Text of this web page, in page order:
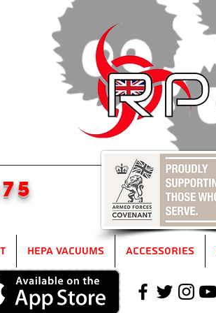
HEPA Vacuums Accessories